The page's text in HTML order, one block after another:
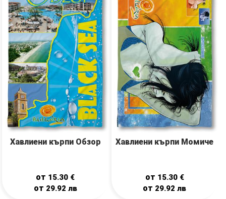
Хавлиени кърпи Обзор
от 15.30 €
от 29.92 лв
Хавлиени кърпи Момиче
от 15.30 €
от 29.92лв